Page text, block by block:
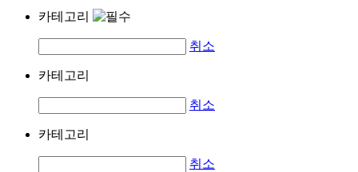
카테고리
취소
카테고리
취소
카테고리
취소